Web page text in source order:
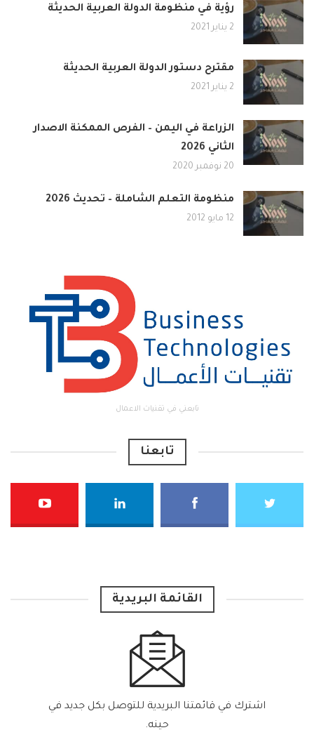
رؤية في منظومة الدولة العربية الحديثة
2 يناير 2021
مقترح دستور الدولة العربية الحديثة
2 يناير 2021
الزراعة في اليمن – الفرص الممكنة الاصدار
الثاني 2026
20 نوفمبر 2020
منظومة التعلم الشاملة – تحديث 2026
12 مايو 2012
تابعني في تقنيات الاعمال
تابعنا
القائمة البريدية
اشترك في قائمتنا البريدية للتوصل بكل جديد في
حينه.